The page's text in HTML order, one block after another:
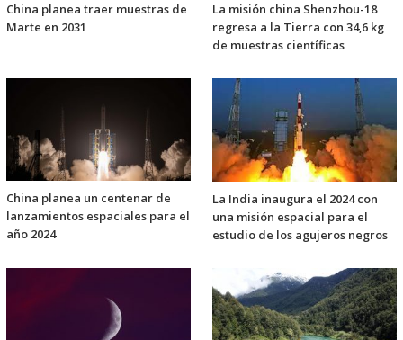
China planea traer muestras de
Marte en 2031
La misión china Shenzhou-18
regresa a la Tierra con 34,6 kg
de muestras científicas
China planea un centenar de
lanzamientos espaciales para el
año 2024
La India inaugura el 2024 con
una misión espacial para el
estudio de los agujeros negros